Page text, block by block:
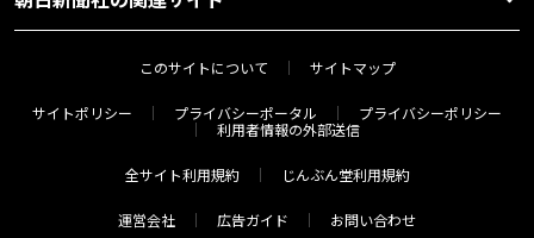
このサイトについて サイトマップ
サイトポリシー プライバシーポータル
プライバシーポリシー
利用者情報の外部送信
全サイト利用規約 じんぶん堂利用規約
運営会社 広告ガイド お問い合わせ